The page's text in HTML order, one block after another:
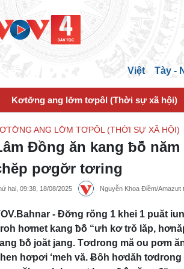
Việt Tày -
Kơtơ̆ng ang lơ̆m tơpôl (Thời sự xã hội)
ANG LƠ̆M TƠPÔL (THỜI SỰ XÃ HỘI)
Đồng ăn kang ƀô̆
pơgơ̆r tơring
hai, 09:38, 18/08/2025 Nguyễn Khoa Điềm/Amazưt
- Đơ̆ng rŏng 1 khei 1 puăt
hơmet kang ƀô̆ “ưh kơ trŏ lăp,
ƀô̆ joăt jang. Tơdrong mă ou pơm
hơpơi ‘meh vă. Ƀôh hơdăh